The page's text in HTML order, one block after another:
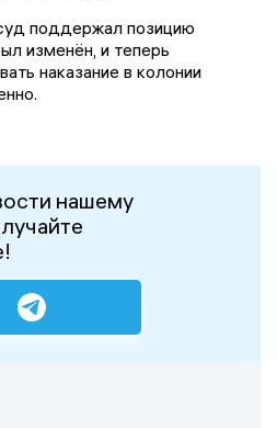
поддержал позицию
изменён, и теперь
наказание в колонии
нашему